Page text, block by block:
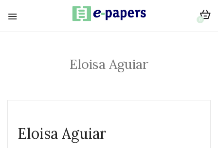
0
Eloisa Aguiar
Eloisa Aguiar